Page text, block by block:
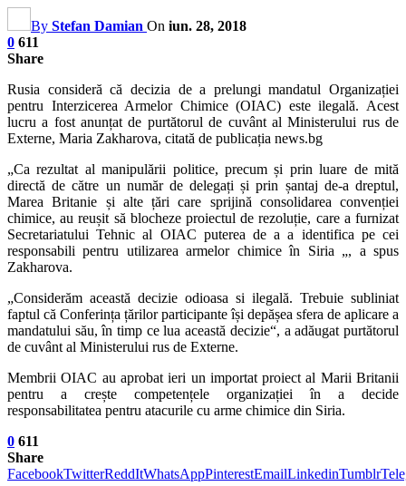
By Stefan Damian On iun. 28, 2018
0 611
Share
Rusia consideră că decizia de a prelungi mandatul Organizației
pentru Interzicerea Armelor Chimice (OIAC) este ilegală. Acest
lucru a fost anunțat de purtătorul de cuvânt al Ministerului rus de
Externe, Maria Zakharova, citată de publicația news.bg
„Ca rezultat al manipulării politice, precum și prin luare de mită
directă de către un număr de delegați și prin șantaj de-a dreptul,
Marea Britanie și alte țări care sprijină consolidarea convenției
chimice, au reușit să blocheze proiectul de rezoluție, care a furnizat
Secretariatului Tehnic al OIAC puterea de a a identifica pe cei
responsabili pentru utilizarea armelor chimice în Siria „, a spus
Zakharova.
„Considerăm această decizie odioasa si ilegală. Trebuie subliniat
faptul că Conferința țărilor participante își depășea sfera de aplicare a
mandatului său, în timp ce lua această decizie“, a adăugat purtătorul
de cuvânt al Ministerului rus de Externe.
Membrii OIAC au aprobat ieri un importat proiect al Marii Britanii
pentru a crește competențele organizației în a decide
responsabilitatea pentru atacurile cu arme chimice din Siria.
0 611
Share
FacebookTwitterReddItWhatsAppPinterestEmailLinkedinTumblr